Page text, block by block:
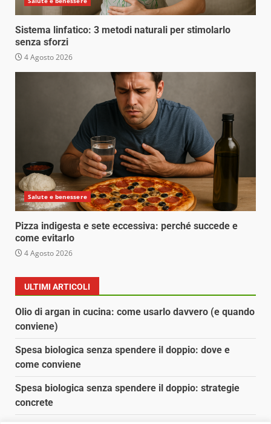
Sistema linfatico: 3 metodi naturali per stimolarlo
senza sforzi
4 Agosto 2026
Salute e benessere
Pizza indigesta e sete eccessiva: perché succede e
come evitarlo
4 Agosto 2026
ULTIMI ARTICOLI
Olio di argan in cucina: come usarlo davvero (e quando
conviene)
Spesa biologica senza spendere il doppio: dove e
come conviene
Spesa biologica senza spendere il doppio: strategie
concrete